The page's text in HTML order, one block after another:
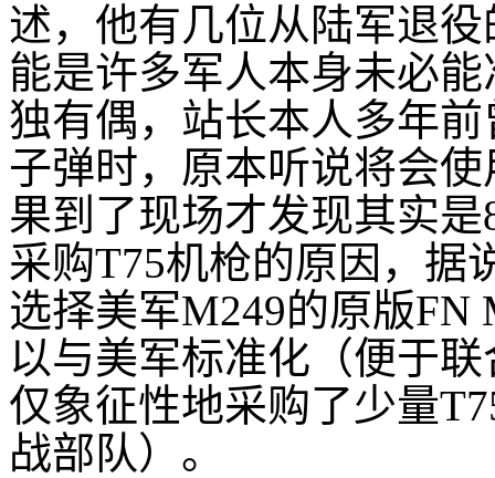
述，他有几位从陆军退
能是许多军人本身未必
独有偶，站长本人多年
子弹时，原本听说将会
果到了现场才发现其实
采购T75机枪的原因，据
选择美军M249的原版
以与美军标准化（便于
仅象征性地采购了少量
战部队）。